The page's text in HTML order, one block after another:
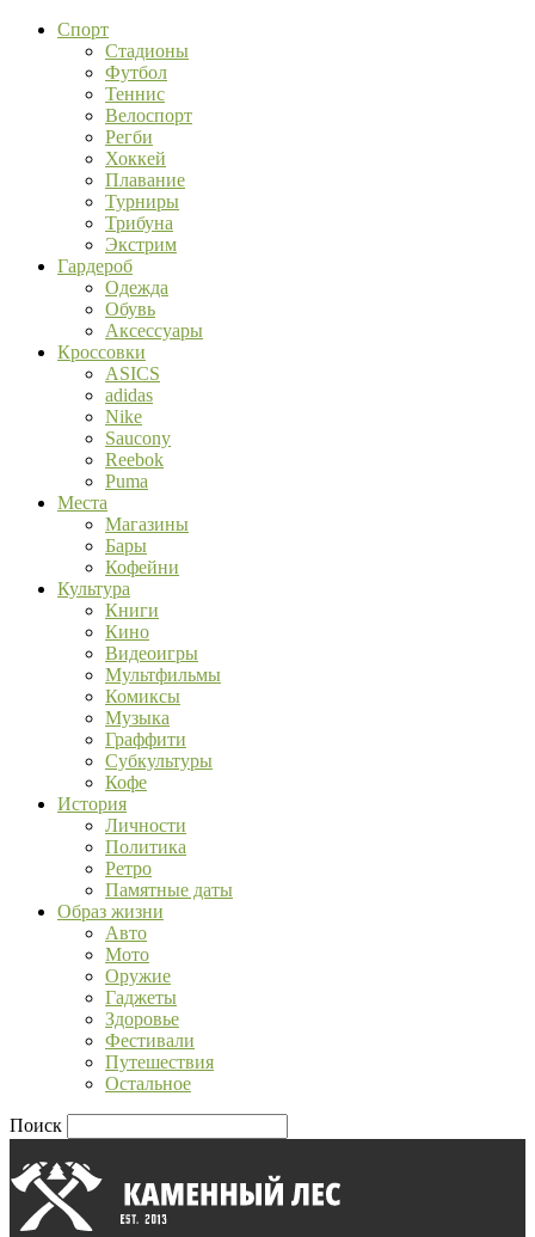
Спорт
Стадионы
Футбол
Теннис
Велоспорт
Регби
Хоккей
Плавание
Турниры
Трибуна
Экстрим
Гардероб
Одежда
Обувь
Аксессуары
Кроссовки
ASICS
adidas
Nike
Saucony
Reebok
Puma
Места
Магазины
Бары
Кофейни
Культура
Книги
Кино
Видеоигры
Мультфильмы
Комиксы
Музыка
Граффити
Субкультуры
Кофе
История
Личности
Политика
Ретро
Памятные даты
Образ жизни
Авто
Мото
Оружие
Гаджеты
Здоровье
Фестивали
Путешествия
Остальное
Поиск